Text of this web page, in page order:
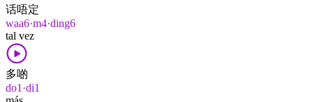
话唔定
waa6·m4·ding6
tal vez
多啲
do1·di1